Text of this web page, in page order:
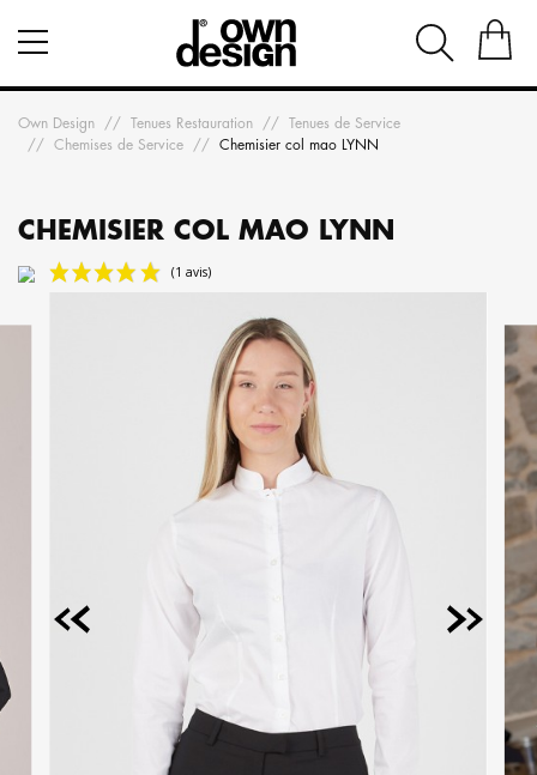
Own Design Tenues Restauration
Tenues de Service
Chemises de Service
Chemisier col mao LYNN
CHEMISIER COL MAO LYNN
(1 avis)